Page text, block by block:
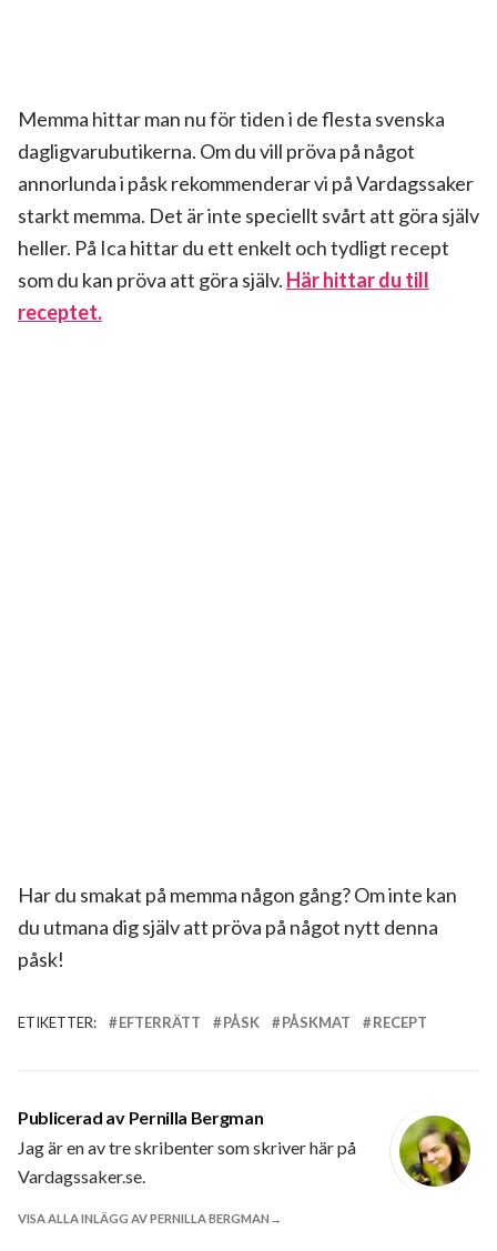
Memma hittar man nu för tiden i de flesta svenska
dagligvarubutikerna. Om du vill pröva på något
annorlunda i påsk rekommenderar vi på Vardagssaker
starkt memma. Det är inte speciellt svårt att göra själv
heller. På Ica hittar du ett enkelt och tydligt recept
som du kan pröva att göra själv. Här hittar du till
receptet.
Har du smakat på memma någon gång? Om inte kan
du utmana dig själv att pröva på något nytt denna
påsk!
ETIKETTER: EFTERRÄTT PÅSK PÅSKMAT RECEPT
Publicerad av Pernilla Bergman
Jag är en av tre skribenter som skriver här på
Vardagssaker.se.
VISA ALLA INLÄGG AV PERNILLA BERGMAN